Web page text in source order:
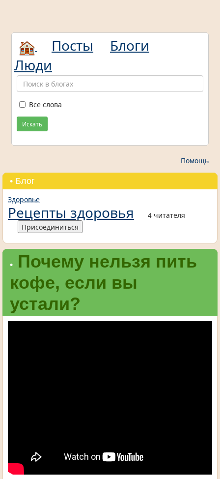
Посты
Блоги
Люди
Все слова
Искать
Помощь
• Блог
Здоровье
Рецепты здоровья
4 читателя
Присоединиться
• Почему нельзя пить
кофе, если вы
устали?